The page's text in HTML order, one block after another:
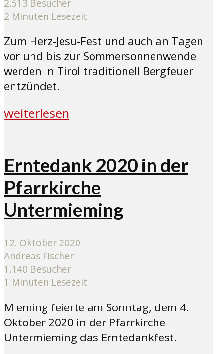
2.513 Besucher
2 Minuten Lesezeit
Zum Herz-Jesu-Fest und auch an Tagen
vor und bis zur Sommersonnenwende
werden in Tirol traditionell Bergfeuer
entzündet.
weiterlesen
Erntedank 2020 in der
Pfarrkirche
Untermieming
12. Oktober 2020
Andreas Fischer
1.140 Besucher
1 Minuten Lesezeit
Mieming feierte am Sonntag, dem 4.
Oktober 2020 in der Pfarrkirche
Untermieming das Erntedankfest.